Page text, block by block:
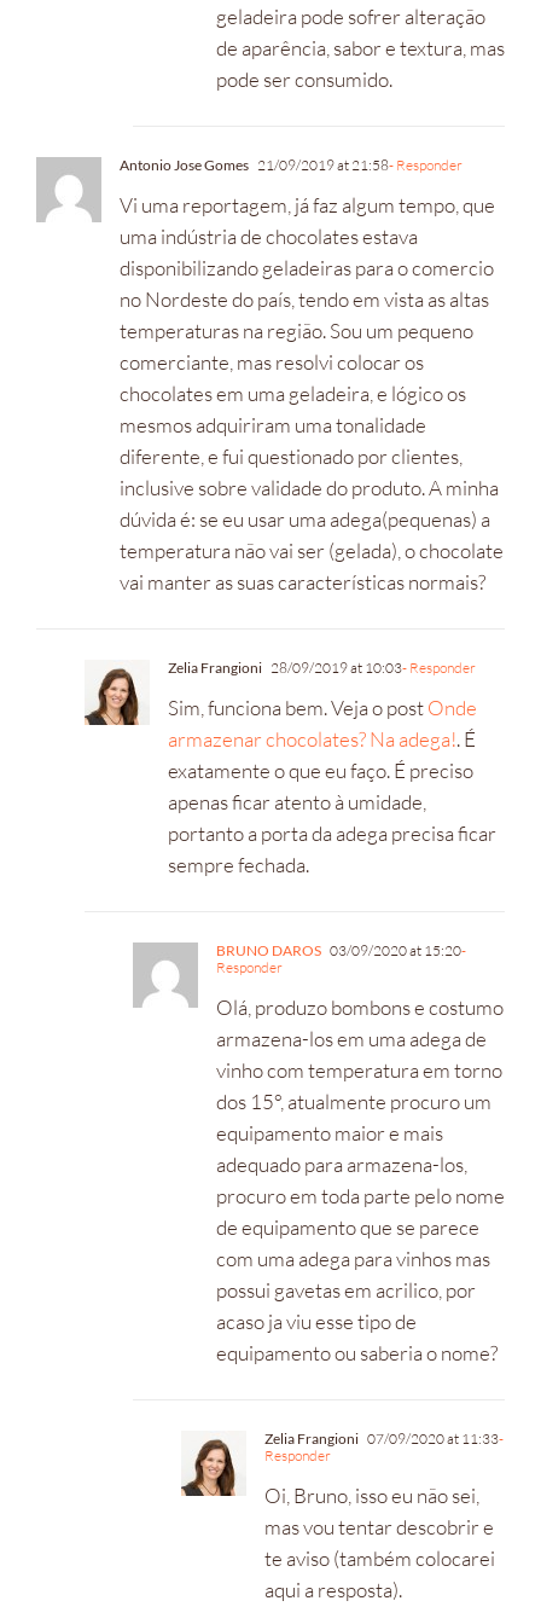
geladeira pode sofrer alteração
de aparência, sabor e textura, mas
pode ser consumido.
Antonio Jose Gomes 21/09/2019 at 21:58- Responder
Vi uma reportagem, já faz algum tempo, que
uma indústria de chocolates estava
disponibilizando geladeiras para o comercio
no Nordeste do país, tendo em vista as altas
temperaturas na região. Sou um pequeno
comerciante, mas resolvi colocar os
chocolates em uma geladeira, e lógico os
mesmos adquiriram uma tonalidade
diferente, e fui questionado por clientes,
inclusive sobre validade do produto. A minha
dúvida é: se eu usar uma adega(pequenas) a
temperatura não vai ser (gelada), o chocolate
vai manter as suas características normais?
Zelia Frangioni 28/09/2019 at 10:03- Responder
Sim, funciona bem. Veja o postOnde
armazenar chocolates? Na adega!. É
exatamente o que eu faço. É preciso
apenas ficar atento à umidade,
portanto a porta da adega precisa ficar
sempre fechada.
BRUNO DAROS 03/09/2020 at 15:20-
Responder
Olá, produzo bombons e costumo
armazena-los em uma adega de
vinho com temperatura em torno
dos 15°, atualmente procuro um
equipamento maior e mais
adequado para armazena-los,
procuro em toda parte pelo nome
de equipamento que se parece
com uma adega para vinhos mas
possui gavetas em acrilico, por
acaso ja viu esse tipo de
equipamento ou saberia o nome?
Zelia Frangioni 07/09/2020 at 11:33-
Responder
Oi, Bruno, isso eu não sei,
mas vou tentar descobrir e
te aviso (também colocarei
aqui a resposta).